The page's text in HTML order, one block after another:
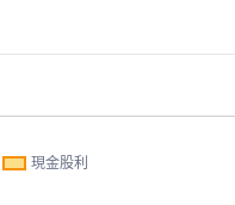
現金股利